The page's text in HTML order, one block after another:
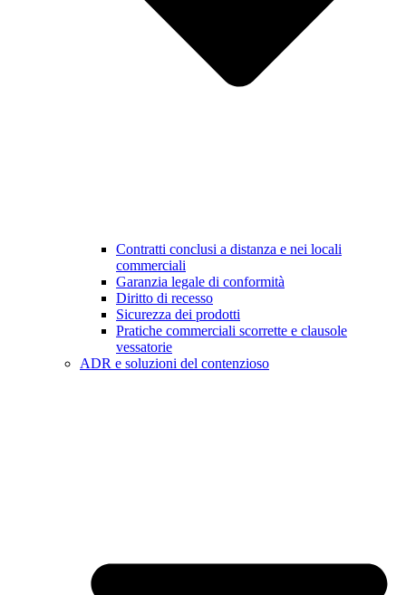
Contratti conclusi a distanza e nei locali
commerciali
Garanzia legale di conformità
Diritto di recesso
Sicurezza dei prodotti
Pratiche commerciali scorrette e clausole
vessatorie
ADR e soluzioni del contenzioso